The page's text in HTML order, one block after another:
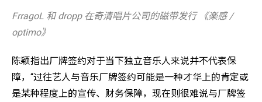
FrragoL 和 dropp 在奇清唱片公司的磁带发行 《楽感 /
optimo》
陈颖指出厂牌签约对于当下独立音乐人来说并不代表保
障，“过往艺人与音乐厂牌签约可能是一种才华上的肯定或
是某种程度上的宣传、财务保障，现在则很难说与厂牌签